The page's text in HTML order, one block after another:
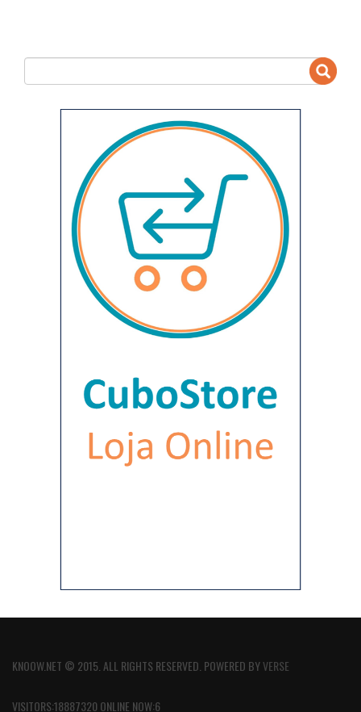
KNOOW.NET © 2015. ALL RIGHTS RESERVED. POWERED BYVERSE
VISITORS:18887320 ONLINE NOW:6